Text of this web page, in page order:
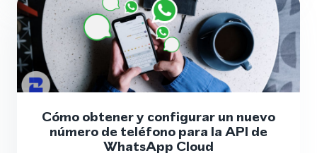
Cómo obtener y configurar un nuevo
número de teléfono para la API de
WhatsApp Cloud